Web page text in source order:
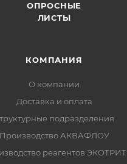
ОПРОСНЫЕ
ЛИСТЫ
КОМПАНИЯ
О компании
Доставка и оплата
подразделения
Производство АКВАФЛОУ
реагентов ЭКОТРИТ